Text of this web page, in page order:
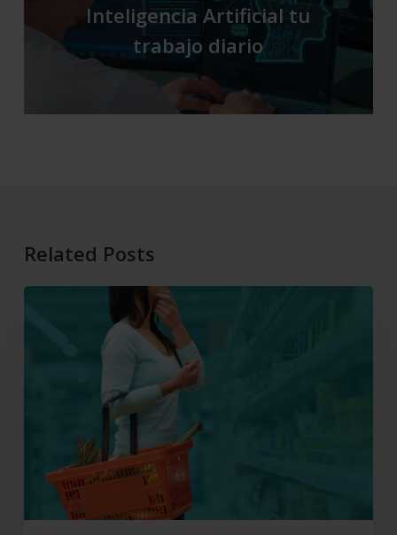
Inteligencia Artificial tu
trabajo diario
Related Posts
nuestros
hábitos
compra